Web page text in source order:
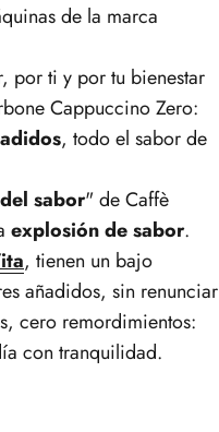
de la marca
por ti y por tu bienestar
Cappuccino Zero:
, todo el sabor de
sabor" de Caffè
explosión de sabor.
, tienen un bajo
añadidos, sin renunciar
cero remordimientos:
con tranquilidad.